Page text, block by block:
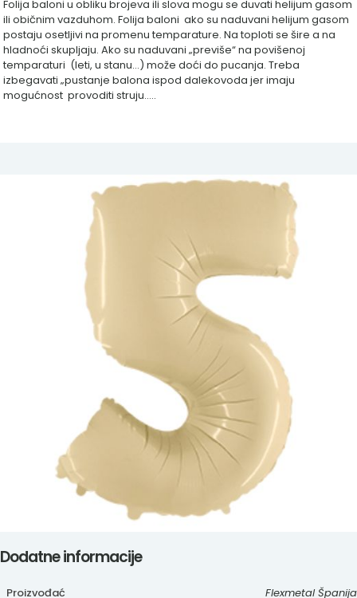
količina
Folija baloni u obliku brojeva ili slova mogu se duvati helijum gasom
ili običnim vazduhom. Folija baloni ako su naduvani helijum gasom
postaju osetljivi na promenu temparature. Na toploti se šire a na
hladnoći skupljaju. Ako su naduvani „previše“ na povišenoj
temparaturi (leti, u stanu…) može doći do pucanja. Treba
izbegavati „pustanje balona ispod dalekovoda jer imaju
mogućnost provoditi struju…..
Dodatne informacije
Proizvođać Flexmetal Španija